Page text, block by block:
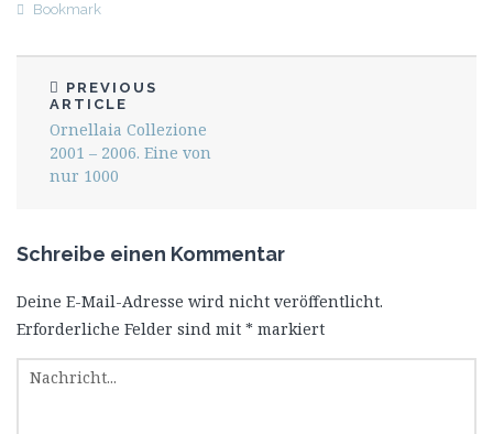
Bookmark
PREVIOUS
ARTICLE
Ornellaia Collezione
2001 – 2006. Eine von
nur 1000
Schreibe einen Kommentar
Deine E-Mail-Adresse wird nicht veröffentlicht.
Erforderliche Felder sind mit * markiert